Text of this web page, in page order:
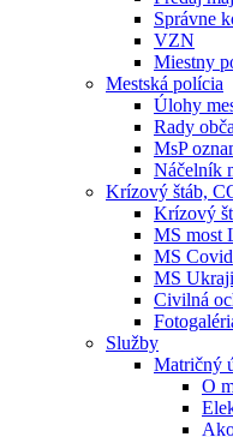
Správne
VZN
Miestny
Mestská polícia
Úlohy
Rady
MsP
Náčelník
Krízový štáb,
Krízový
MS most
MS Covid
MS
Civilná
Služby
Matričný
O